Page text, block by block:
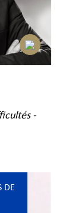
-
DE